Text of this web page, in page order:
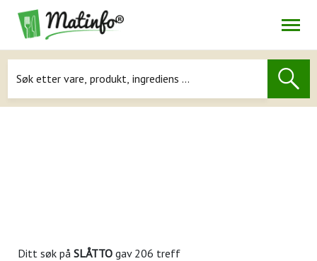
Navigasjon
Ditt søk på SLÅTTO gav 206 treff